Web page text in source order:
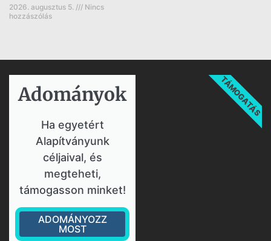
2026. augusztus 5.
Nincs
hozzászólás
Adományok​
Ha egyetért
Alapítványunk
céljaival, és
megteheti,
támogasson minket!
ADOMÁNYOZZ
MOST
TÁMOGATÁS